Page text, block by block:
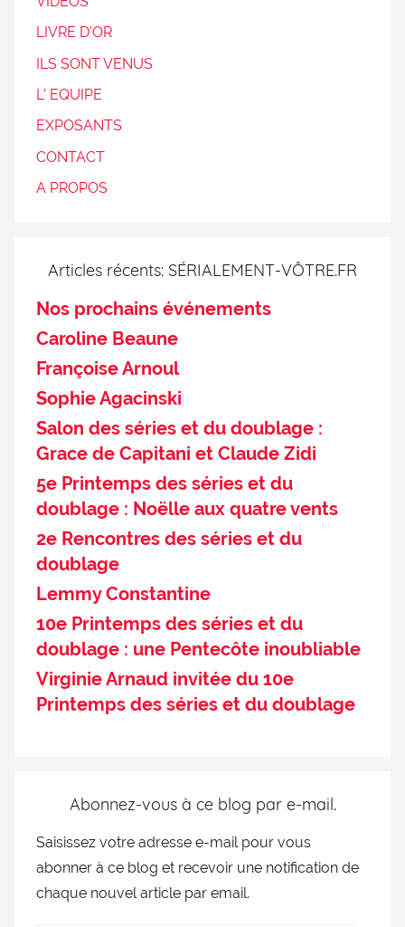
LIVRE D’OR
ILS SONT VENUS
L’ EQUIPE
EXPOSANTS
CONTACT
A PROPOS
Articles récents: SÉRIALEMENT-VÔTRE.FR
Nos prochains événements
Caroline Beaune
Françoise Arnoul
Sophie Agacinski
Salon des séries et du doublage :
Grace de Capitani et Claude Zidi
5e Printemps des séries et du
doublage : Noëlle aux quatre vents
2e Rencontres des séries et du
doublage
Lemmy Constantine
10e Printemps des séries et du
doublage : une Pentecôte inoubliable
Virginie Arnaud invitée du 10e
Printemps des séries et du doublage
Abonnez-vous à ce blog par e-mail.
Saisissez votre adresse e-mail pour vous
abonner à ce blog et recevoir une notification de
chaque nouvel article par email.